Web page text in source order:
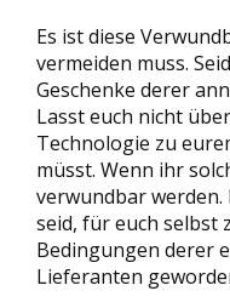
Es ist diese
vermeiden muss.
Geschenke derer
Lasst euch nicht
Technologie zu
müsst. Wenn ihr
verwundbar
seid, für euch selbst
Bedingungen derer
Lieferanten